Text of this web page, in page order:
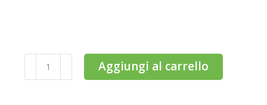
Pellenc
Aggiungi al carrello